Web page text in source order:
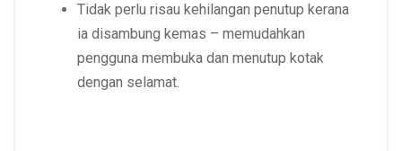
Tidak perlu risau kehilangan penutup kerana
ia disambung kemas – memudahkan
pengguna membuka dan menutup kotak
dengan selamat.